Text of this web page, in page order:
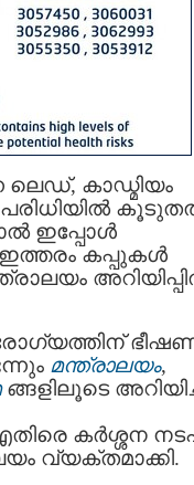
ലെഡ്, കാഡ്മിയം
ഇപ്പോൾ
ഇത്തരം കപ്പുകൾ
മന്ത്രാലയം,
ങ്ങളിലൂടെ
കർശ്ശന
വ്യക്തമാക്കി.